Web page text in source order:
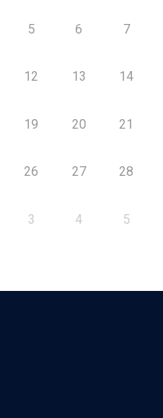
5 6 7
12 13 14
19 20 21
26 27 28
3 4 5